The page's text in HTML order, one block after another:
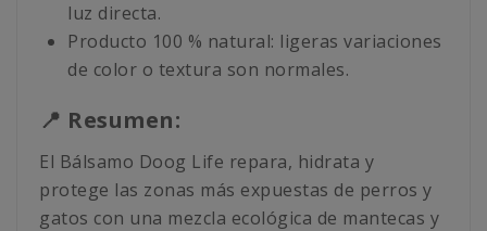
luz directa.
Producto 100 % natural: ligeras variaciones
de color o textura son normales.
📍 Resumen:
El Bálsamo Doog Life repara, hidrata y
protege las zonas más expuestas de perros y
gatos con una mezcla ecológica de mantecas y